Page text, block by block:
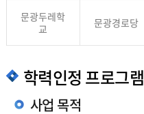
문광두레학
교
문광경로당
학력인정 프로그램
사업 목적